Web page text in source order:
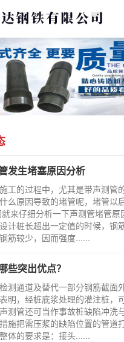
发生堵塞原因分析
工的过程中，尤其是带声测管
么原因导致的堵管呢，堵管以
来仔细分析一下声测管堵管
计桩长超出一定值的时候，钢
筋较少，因而强度......
些突出优点？
测通道及替代一部分钢筋截面
明，经桩底浆处理的灌注桩，
测管还可当作事故桩缺陷冲洗
施把需压浆的缺陷位置的管道
体的要求是：接头......